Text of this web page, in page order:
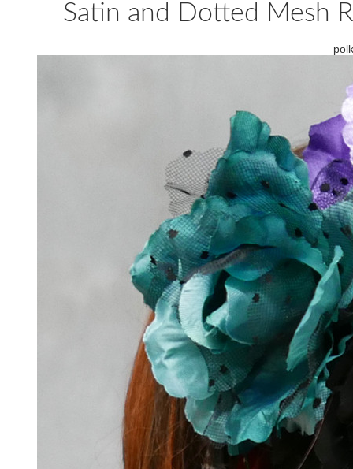
Satin and Dotted Mesh